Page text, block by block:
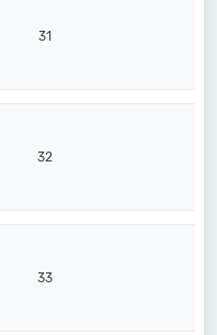
31
32
33